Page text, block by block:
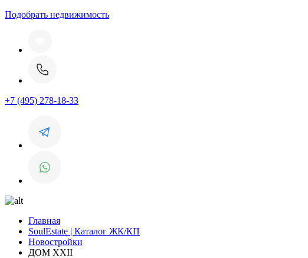
Подобрать недвижимость
+7 (495) 278-18-33
Главная
SoulEstate | Каталог ЖК/КП
Новостройки
ДОМ XXII